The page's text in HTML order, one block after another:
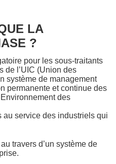
LA
?
pour les sous-traitants
de l’UIC (Union des
système de management
permanente et continue des
des
au service des industriels qui
travers d’un système de